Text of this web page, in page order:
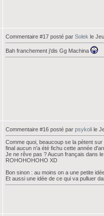
Commentaire #17 posté par Solek le
Bah franchement j'dis Gg Machina
Commentaire #16 posté par psykoli le
Comme quoi, beaucoup se la pètent
final aucun n'a été fichu cette année
Je ne rêve pas ? Aucun français dans
ROHOHOHOHO XD
Bon sinon : au moins on a une petite
Et aussi une idée de ce qui va pulluer